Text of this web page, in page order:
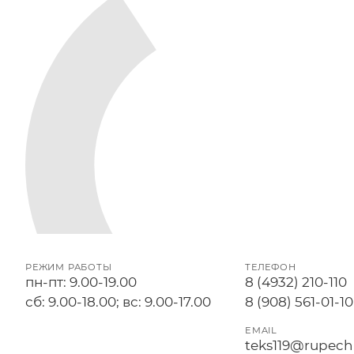
РЕЖИМ РАБОТЫ
пн-пт: 9.00-19.00
сб: 9.00-18.00; вс: 9.00-17.00
ТЕЛЕФОН
8 (4932) 210-110
8 (908) 561-01-10
EMAIL